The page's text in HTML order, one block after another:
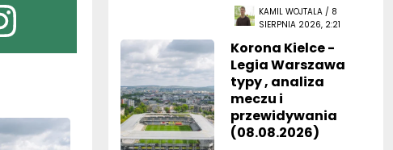
KAMIL WOJTALA / 8
SIERPNIA 2026, 2:21
Korona Kielce -
Legia Warszawa
typy , analiza
meczu i
przewidywania
(08.08.2026)